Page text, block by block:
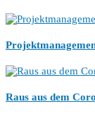
Raus aus dem